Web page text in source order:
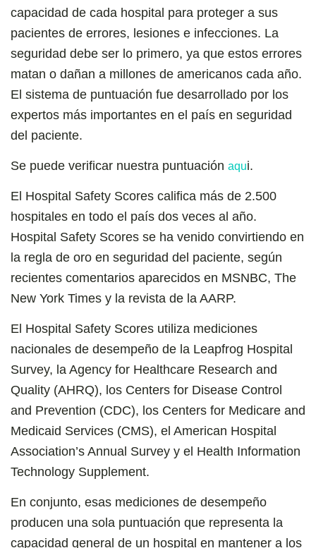
capacidad de cada hospital para proteger a sus
pacientes de errores, lesiones e infecciones. La
seguridad debe ser lo primero, ya que estos errores
matan o dañan a millones de americanos cada año.
El sistema de puntuación fue desarrollado por los
expertos más importantes en el país en seguridad
del paciente.
Se puede verificar nuestra puntuación aqui.
El Hospital Safety Scores califica más de 2.500
hospitales en todo el país dos veces al año.
Hospital Safety Scores se ha venido convirtiendo en
la regla de oro en seguridad del paciente, según
recientes comentarios aparecidos en MSNBC, The
New York Times y la revista de la AARP.
El Hospital Safety Scores utiliza mediciones
nacionales de desempeño de la Leapfrog Hospital
Survey, la Agency for Healthcare Research and
Quality (AHRQ), los Centers for Disease Control
and Prevention (CDC), los Centers for Medicare and
Medicaid Services (CMS), el American Hospital
Association’s Annual Survey y el Health Information
Technology Supplement.
En conjunto, esas mediciones de desempeño
producen una sola puntuación que representa la
capacidad general de un hospital en mantener a los